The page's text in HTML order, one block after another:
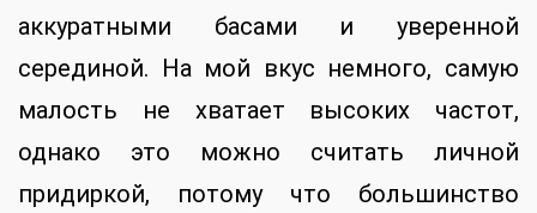
аккуратными басами и уверенной
серединой. На мой вкус немного, самую
малость не хватает высоких частот,
однако это можно считать личной
придиркой, потому что большинство